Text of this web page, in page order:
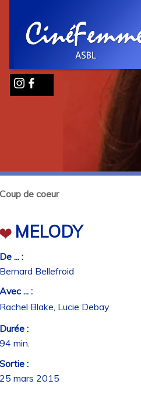
de coeur
MELODY
... :
Bellefroid
... :
Blake, Lucie Debay
:
min.
:
mars 2015